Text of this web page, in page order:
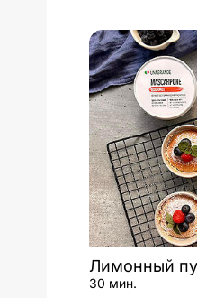
Лимонный
30 мин.